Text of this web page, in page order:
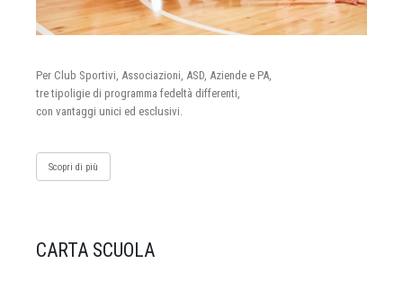
Per Club Sportivi, Associazioni, ASD, Aziende e PA,
tre tipoligie di programma fedeltà differenti,
con vantaggi unici ed esclusivi.
Scopri di più
CARTA SCUOLA